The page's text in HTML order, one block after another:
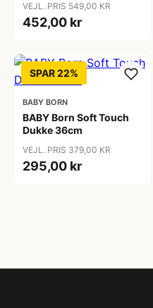
VEJL. PRIS 549,00 KR
452,00 kr
SPAR 22%
BABY BORN
BABY Born Soft Touch
Dukke 36cm
VEJL. PRIS 379,00 KR
295,00 kr